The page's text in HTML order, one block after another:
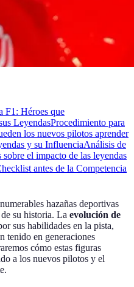
F1: Héroes que
LeyendasProcedimiento para
los nuevos pilotos aprender
y su InfluenciaAnálisis de
sobre el impacto de las leyendas
antes de la Competencia
hazañas deportivas
su historia. La evolución de
sus habilidades en la pista,
tenido en generaciones
cómo estas figuras
a los nuevos pilotos y el